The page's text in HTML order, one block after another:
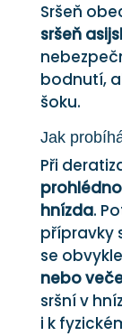
Sršeň
sršeň
bodnutí,
šoku.
Jak
Při
hnízda.
přípravky
se
nebo
sršní v
i k